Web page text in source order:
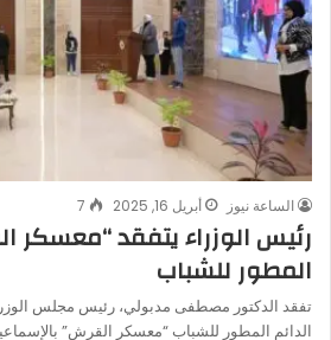
الساعة نيوز أبريل 16, 2025 7
رئيس الوزراء يتفقد “معسكر
المطور للشباب
تفقد الدكتور مصطفى مدبولي، رئيس مجلس
الدائم المطور للشباب “معسكر القرش”